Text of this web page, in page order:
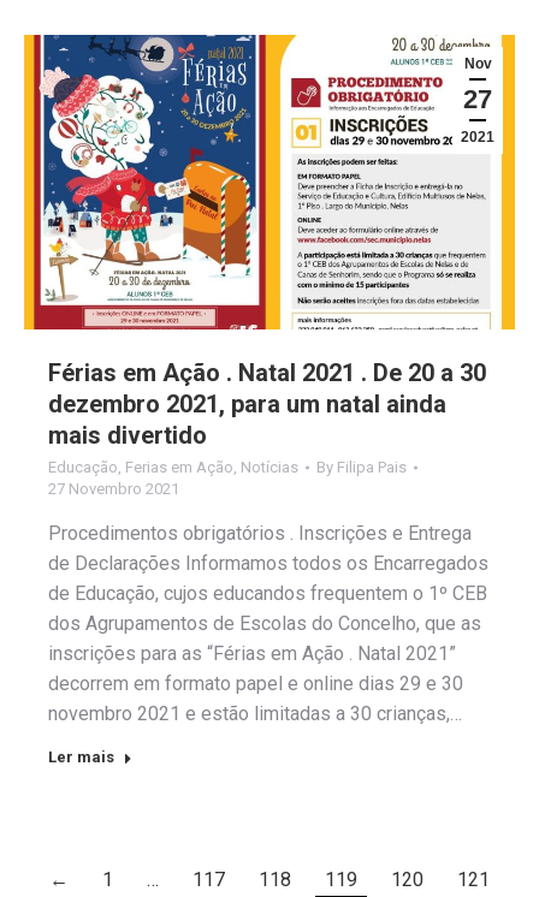
Nov
27
2021
Férias em Ação . Natal 2021 . De 20 a 30
dezembro 2021, para um natal ainda
mais divertido
Educação Ferias em Ação Notícias By Filipa Pais
27 Novembro 2021
Procedimentos obrigatórios . Inscrições e Entrega
de Declarações Informamos todos os Encarregados
de Educação, cujos educandos frequentem o 1º CEB
dos Agrupamentos de Escolas do Concelho, que as
inscrições para as “Férias em Ação . Natal 2021”
decorrem em formato papel e online dias 29 e 30
novembro 2021 e estão limitadas a 30 crianças,…
Ler mais
← 1 … 117 118 119 120
121